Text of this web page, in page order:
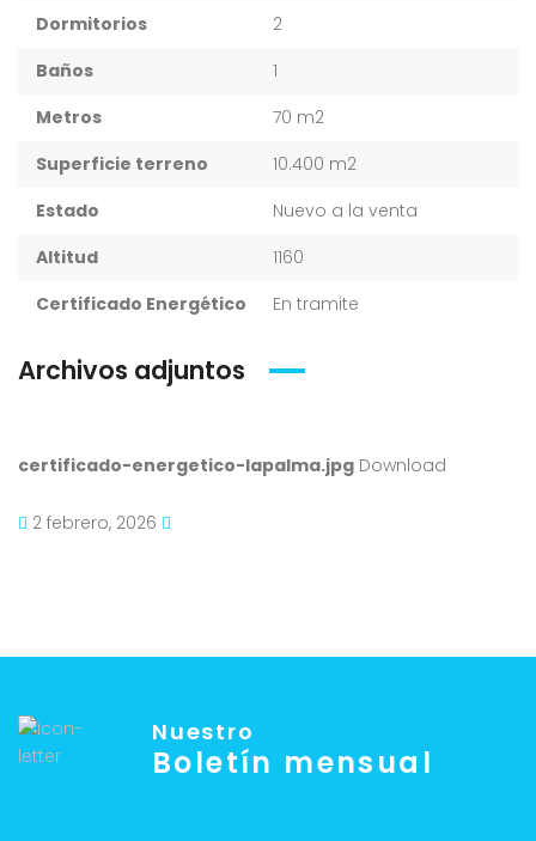
Dormitorios
2
Baños
1
Metros
70 m2
Superficie terreno
10.400 m2
Estado
Nuevo a la venta
Altitud
1160
Certificado Energético
En tramite
Archivos adjuntos
certificado-energetico-lapalma.jpg Download
2 febrero, 2026
Nuestro
Boletín mensual